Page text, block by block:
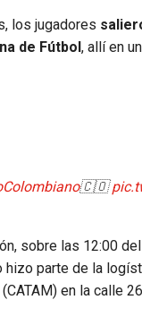
los jugadores
de Fútbol, allí en
🇨🇴
sobre las 12:00
hizo parte de la
(CATAM) en la calle